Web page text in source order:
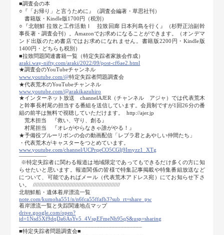
■調査会の本
○『「お帰り」と言うために』（調査会編著・草思社刊）
書籍版・Kindle版1700円（税別）
○『北朝鮮 拉致と工作活動Ⅰ 拉致回廊 日本列島を行く』（杉野正治副幹
事長著・調査会刊）。Amazonでお求めになることができます。（オンデマ
ンド出版のため書店ではお求めになれません。書籍版2200円・Kindle版
1400円・どちらも税別）
■拉致問題関連書籍一覧（特定失踪者家族会作成）
araki.way-nifty.com/araki/2022/09/post-cf6ae2.html
★調査会のYouTubeチャンネル
www.youtube.com/@特定失踪者問題調査会
★代表荒木のYouTubeチャンネル
www.youtube.com/@arakikazuhiro
★インターネット放送 channelAJER（チャンネル アジャ）では代表荒木
と幹事長村尾の担当する番組を送信しています。会員制ですが1回26分の番
組の前半は無料で視聴していただけます。 http://ajer.jp
荒木担当 『救い、守り、創る』
村尾担当 『オレがやらなきゃ誰がやる！』
★予備役ブルーリボンの会の動画配信「レブラ君とあやしい仲間たち」
・代表荒木がキャスターをつとめています。
www.youtube.com/channel/UCPrqeCO5CGlj9Imyzz1_XTg
―――――
※特定失踪者に関わる報道は地域限定であってもできるだけ多くの方に知
らせたいと思います。報道関係の皆様で特集記事掲載や特集番組放送など
について、可能であればメール（代表荒木アドレス宛）にてお知らせ下さ
い。 //////////////////////////////////////////////////////////
北朝鮮船・遺体着岸漂流一覧
note.com/kumoha551/n/n6fca55ffafb3?sub_rt=share_pw
着岸漂流一覧と失踪関連地点マップ
drive.google.com/open?
id=1Nsd5Xf9dqDa6AsYv5_4VspEFmeNh95qS&usp=sharing
■特定失踪者問題調査会■